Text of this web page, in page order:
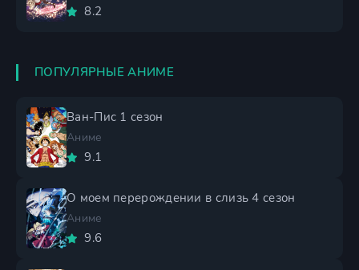
8.2
ПОПУЛЯРНЫЕ АНИМЕ
Ван-Пис 1 сезон
Аниме
9.1
О моем перерождении в слизь 4 сезон
Аниме
9.6